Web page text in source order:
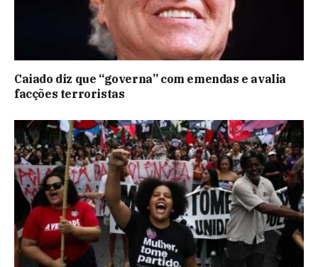
Caiado diz que “governa” com emendas e avalia
facções terroristas